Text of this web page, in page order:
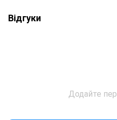
Відгуки
Додайте